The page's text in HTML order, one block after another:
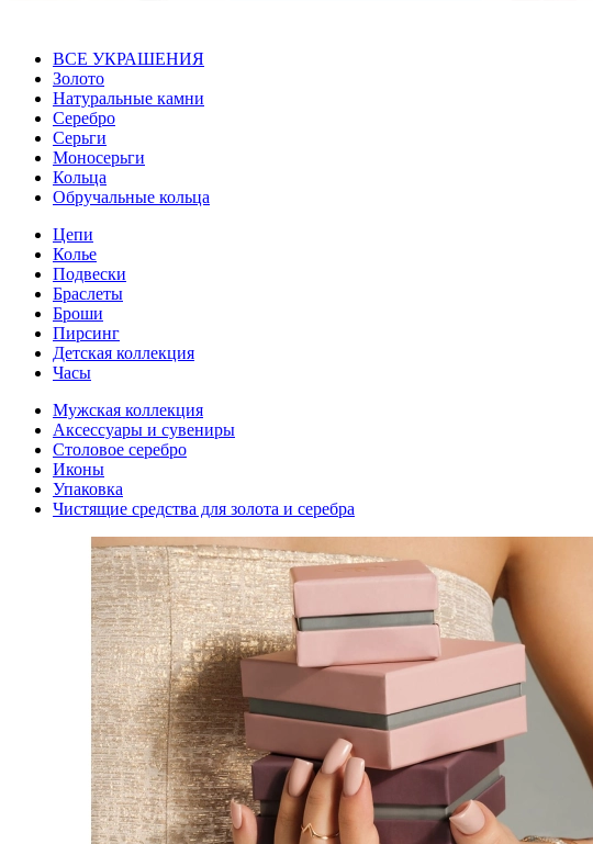
ВСЕ УКРАШЕНИЯ
Золото
Натуральные камни
Серебро
Серьги
Моносерьги
Кольца
Обручальные кольца
Цепи
Колье
Подвески
Браслеты
Броши
Пирсинг
Детская коллекция
Часы
Мужская коллекция
Аксессуары и сувениры
Столовое серебро
Иконы
Упаковка
Чистящие средства для золота и серебра